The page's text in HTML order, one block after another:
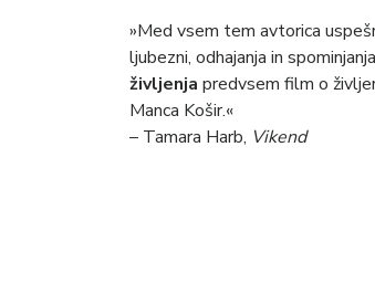
»Med vsem tem avtorica
ljubezni, odhajanja in
življenja predvsem film o
Manca Košir.«
– Tamara Harb, Vikend